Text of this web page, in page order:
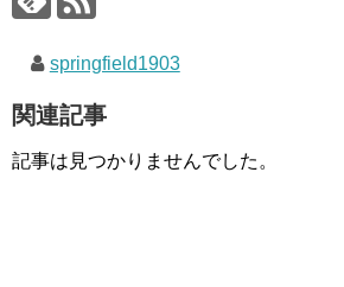
springfield1903
関連記事
記事は見つかりませんでした。